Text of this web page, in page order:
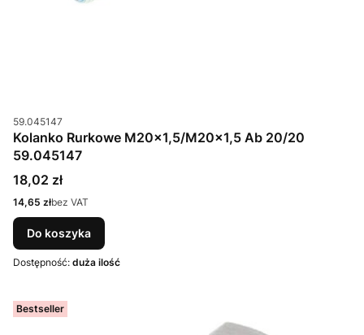
Kod produktu
59.045147
Kolanko Rurkowe M20x1,5/M20x1,5 Ab 20/20
59.045147
Cena
18,02 zł
Cena
14,65 złbez VAT
Do koszyka
Dostępność: duża ilość
Bestseller